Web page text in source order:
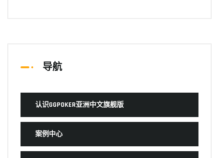
导航
认识GGPOKER亚洲中文旗舰版
案例中心